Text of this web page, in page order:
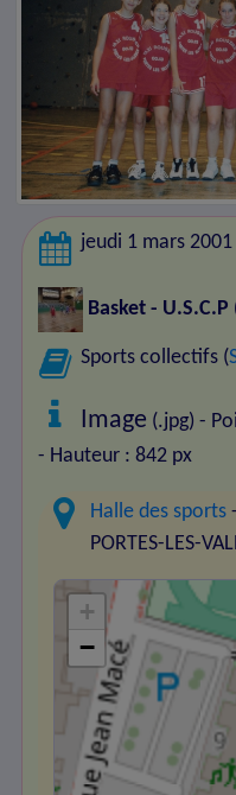
jeudi 1 mars 2001
Basket - U.S.C.P
Sports collectifs (
Image (.jpg) -
- Hauteur : 842 px
Halle des sports
PORTES-LES-
+
−